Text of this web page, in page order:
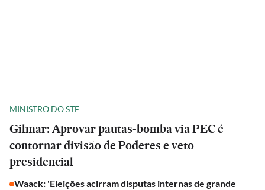
MINISTRO DO STF
Gilmar: Aprovar pautas-bomba via PEC é
contornar divisão de Poderes e veto
presidencial
Waack: 'Eleições acirram disputas internas de grande